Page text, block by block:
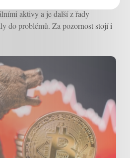
aktivy a je další z řady
do problémů. Za pozornost stojí i